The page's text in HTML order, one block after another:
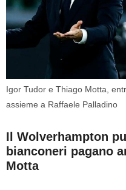
Igor Tudor e Thiago Motta,
assieme a Raffaele Palladino
Il Wolverhampton
bianconeri pagano
Motta